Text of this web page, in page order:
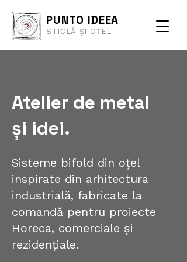
PUNTO IDEEA
STICLĂ ȘI OȚEL
Atelier de metal
și idei.
Sisteme bifold din oțel
inspirate din arhitectura
industrială, fabricate la
comandă pentru proiecte
Horeca, comerciale și
rezidențiale.